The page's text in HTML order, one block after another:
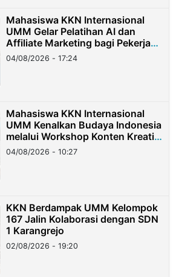
Mahasiswa KKN Internasional
UMM Gelar Pelatihan AI dan
Affiliate Marketing bagi Pekerja
Migran Indonesia di Taiwan
04/08/2026 - 17:24
Mahasiswa KKN Internasional
UMM Kenalkan Budaya Indonesia
melalui Workshop Konten Kreatif
di Taiwan
04/08/2026 - 10:27
KKN Berdampak UMM Kelompok
167 Jalin Kolaborasi dengan SDN
1 Karangrejo
02/08/2026 - 19:20